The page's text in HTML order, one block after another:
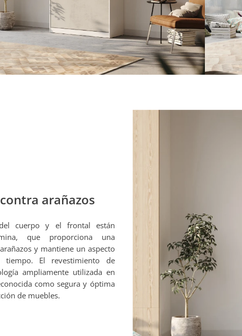
arañazos
cuerpo y el frontal están
que proporciona una
y mantiene un aspecto
tiempo. El revestimiento de
ampliamente utilizada en
como segura y óptima
de muebles.